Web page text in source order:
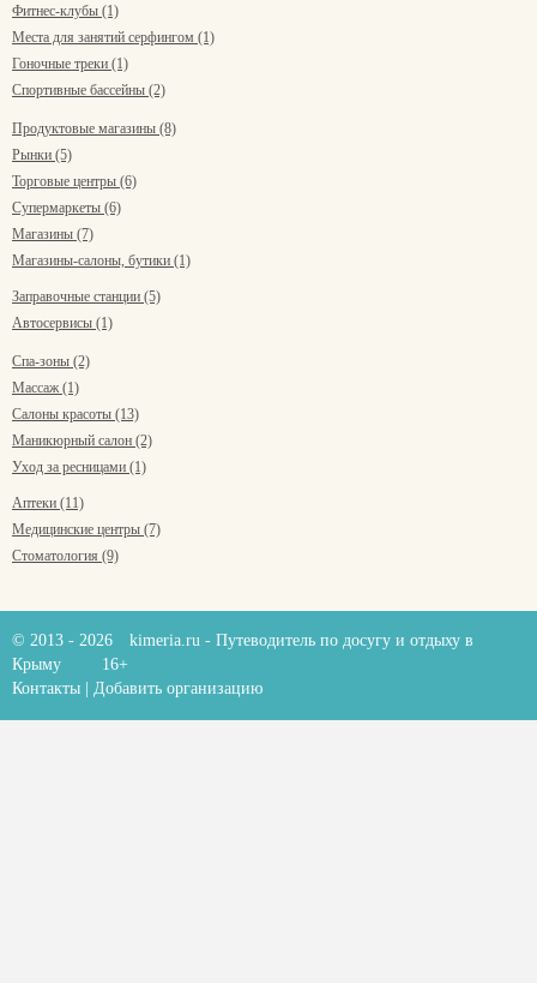
Фитнес-клубы (1)
Места для занятий серфингом (1)
Гоночные треки (1)
Спортивные бассейны (2)
Продуктовые магазины (8)
Рынки (5)
Торговые центры (6)
Супермаркеты (6)
Магазины (7)
Магазины-салоны, бутики (1)
Заправочные станции (5)
Автосервисы (1)
Спа-зоны (2)
Массаж (1)
Салоны красоты (13)
Маникюрный салон (2)
Уход за ресницами (1)
Аптеки (11)
Медицинские центры (7)
Стоматология (9)
© 2013 - 2026 kimeria.ru - Путеводитель по досугу и отдыху в
Крыму
16+
Контакты
Добавить организацию